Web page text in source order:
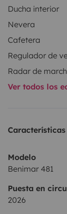
✔️ 2 camas
✔️ Motor diésel
✔️Toldo exterior
Cómoda,
aventura
Ducha interior
Nevera
Cafetera
Regulador de
Radar de
Ver todos los
Modelo
Benimar 481
Puesta en
2026